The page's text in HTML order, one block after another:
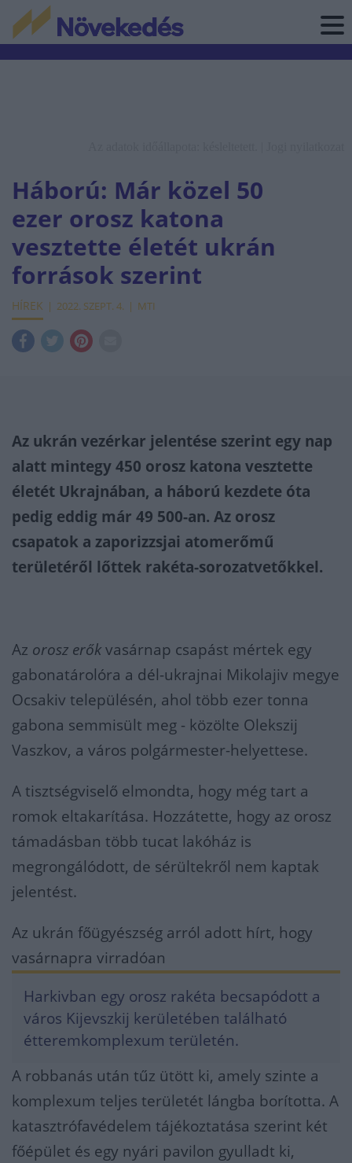
Háború: Már közel 50
ezer orosz katona
vesztette életét ukrán
források szerint
HÍREK 2022. SZEPT. 4. MTI
Az ukrán vezérkar jelentése szerint egy nap
alatt mintegy 450 orosz katona vesztette
életét Ukrajnában, a háború kezdete óta
pedig eddig már 49 500-an. Az orosz
csapatok a zaporizzsjai atomerőmű
területéről lőttek rakéta-sorozatvetőkkel.
Az orosz erőkvasárnap csapást mértek egy
gabonatárolóra a dél-ukrajnai Mikolajiv megye
Ocsakiv településén, ahol több ezer tonna
gabona semmisült meg - közölte Olekszij
Vaszkov, a város polgármester-helyettese.
A tisztségviselő elmondta, hogy még tart a
romok eltakarítása. Hozzátette, hogy az orosz
támadásban több tucat lakóház is
megrongálódott, de sérültekről nem kaptak
jelentést.
Az ukrán főügyészség arról adott hírt, hogy
vasárnapra virradóan
Harkivban egy orosz rakéta becsapódott a
város Kijevszkij kerületében található
étteremkomplexum területén.
A robbanás után tűz ütött ki, amely szinte a
komplexum teljes területét lángba borította. A
katasztrófavédelem tájékoztatása szerint két
főépület és egy nyári pavilon gyulladt ki,